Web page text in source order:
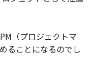
（プロジェクトマ
ることになるのでし